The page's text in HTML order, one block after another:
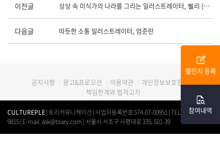
edit_square
챌린지 등록
quick_reference_all
참여내역
이전글 상상 속 미식가의 나라를 그리는 일러스트레이터, 쩰리 (이소연)
다음글 따듯한 소통 일러스트레이터, 엄준란
공지사항 광고&프로모션 이용약관
개인정보보호정책
책임한계와 법적고지
CULTUREPLE| 토리커뮤니케이션 | 사업자등록번호 574-07-00951 | TEL. 0507-1312-
9815 | E-mail. ask@toary.com | 서울시 서초구 사평대로 335, 501-39